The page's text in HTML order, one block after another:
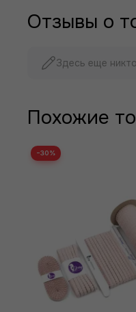
Отзывы о
Здесь еще
Похожие
−30%